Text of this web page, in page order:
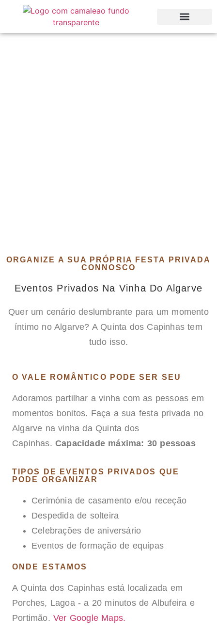
ORGANIZE A SUA PRÓPRIA FESTA PRIVADA
CONNOSCO
Eventos Privados Na Vinha Do Algarve
Quer um cenário deslumbrante para um momento
íntimo no Algarve? A Quinta dos Capinhas tem
tudo isso.
O VALE ROMÂNTICO PODE SER SEU
Adoramos partilhar a vinha com as pessoas em
momentos bonitos. Faça a sua festa privada no
Algarve na vinha da Quinta dos
Capinhas. Capacidade máxima: 30 pessoas
TIPOS DE EVENTOS PRIVADOS QUE
PODE ORGANIZAR
Cerimónia de casamento e/ou receção
Despedida de solteira
Celebrações de aniversário
Eventos de formação de equipas
ONDE ESTAMOS
A Quinta dos Capinhas está localizada em
Porches, Lagoa - a 20 minutos de Albufeira e
Portimão. Ver Google Maps.